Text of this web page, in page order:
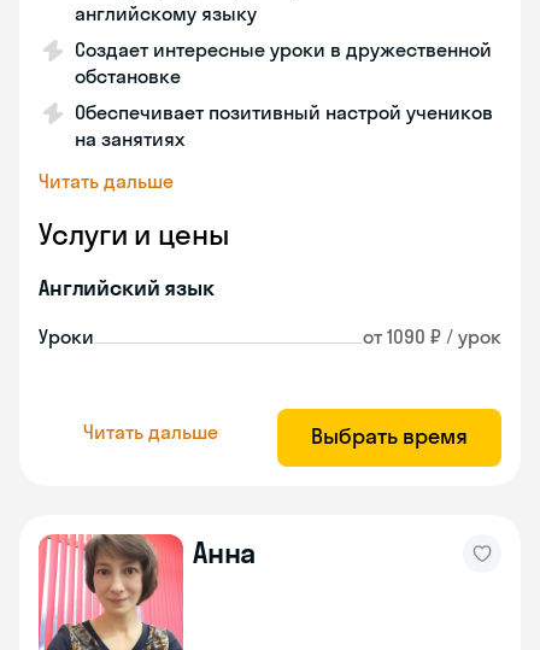
английскому языку
Создает интересные уроки в дружественной
обстановке
Обеспечивает позитивный настрой учеников
на занятиях
Читать дальше
Услуги и цены
Английский язык
Уроки от 1090 ₽ / урок
Читать дальше Выбрать время
Анна